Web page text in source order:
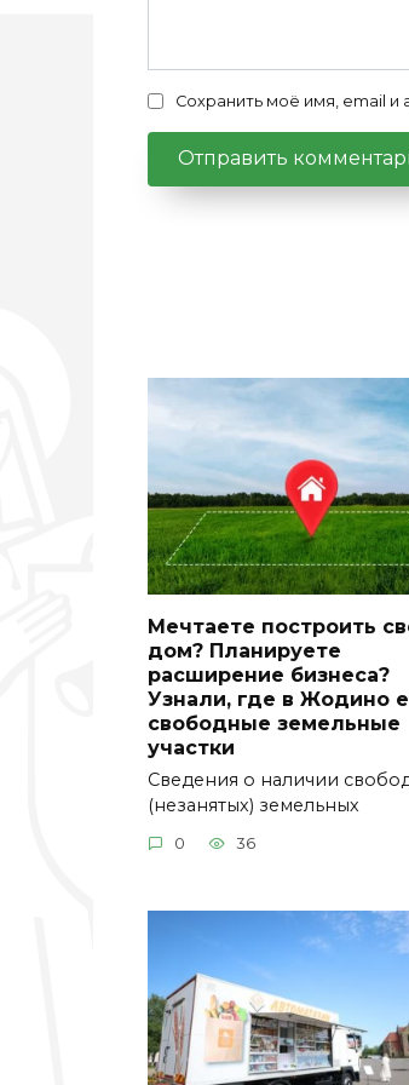
Сохранить моё имя, email и
Мечтаете построить
дом? Планируете
расширение бизнеса?
Узнали, где в Жодино
свободные земельные
участки
Сведения о наличии
(незанятых) земельных
0 36